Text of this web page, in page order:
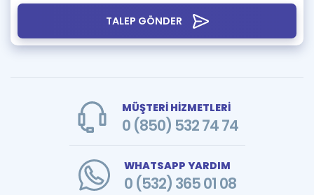
TALEP GÖNDER
MÜŞTERİ HİZMETLERİ
0 (850) 532 74 74
WHATSAPP YARDIM
0 (532) 365 01 08